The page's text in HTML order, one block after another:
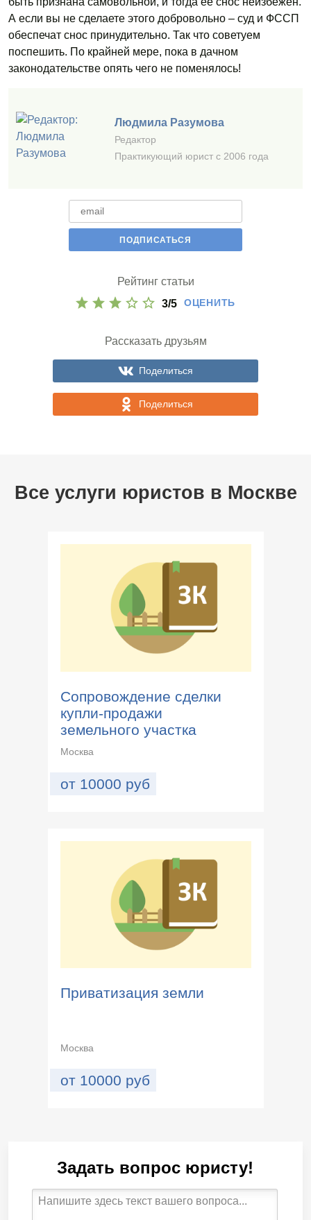
А если вы не сделаете этого добровольно – суд и ФССП
обеспечат снос принудительно. Так что советуем
поспешить. По крайней мере, пока в дачном
законодательстве опять чего не поменялось!
Людмила Разумова
Редактор
Практикующий юрист с 2006 года
Рейтинг статьи
3/5 ОЦЕНИТЬ
Рассказать друзьям
Поделиться
Поделиться
Все услуги юристов в Москве
Сопровождение сделки
купли-продажи
земельного участка
Москва
от 10000 руб
Приватизация земли
Москва
от 10000 руб
Задать вопрос юристу!